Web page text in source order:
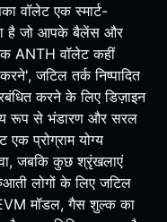
वॉलेट एक स्मार्ट-
है जो आपके बैलेंस और
ANTH वॉलेट कहीं
जटिल तर्क निष्पादित
करने के लिए डिज़ाइन
रूप से भंडारण और सरल
प्रोग्राम योग्य
जबकि कुछ श्रृंखलाएं
लोगों के लिए जटिल
मॉडल, गैस शुल्क का